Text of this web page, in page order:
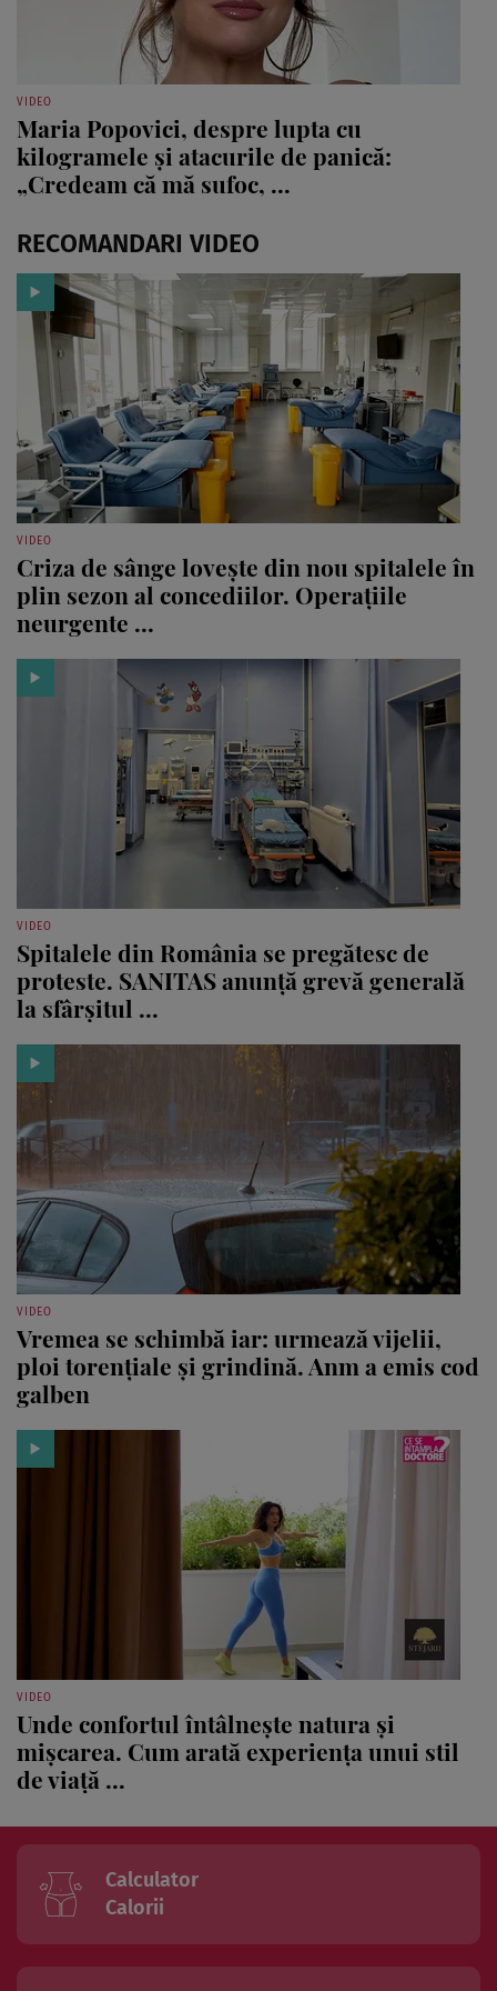
VIDEO
Maria Popovici, despre lupta cu
kilogramele și atacurile de panică:
„Credeam că mă sufoc, ...
RECOMANDARI VIDEO
VIDEO
Criza de sânge lovește din nou spitalele în
plin sezon al concediilor. Operațiile
neurgente ...
VIDEO
Spitalele din România se pregătesc de
proteste. SANITAS anunță grevă generală
la sfârșitul ...
VIDEO
Vremea se schimbă iar: urmează vijelii,
ploi torențiale și grindină. Anm a emis cod
galben
VIDEO
Unde confortul întâlnește natura și
mișcarea. Cum arată experiența unui stil
de viață ...
Calculator
Calorii